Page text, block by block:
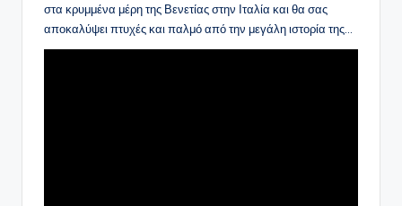
στα κρυμμένα μέρη της Βενετίας στην Ιταλία και θα σας
αποκαλύψει πτυχές και παλμό από την μεγάλη ιστορία της…